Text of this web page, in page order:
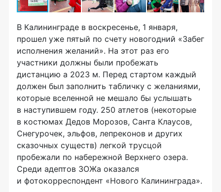
В Калининграде в воскресенье, 1 января,
прошел уже пятый по счету новогодний «Забег
исполнения желаний». На этот раз его
участники должны были пробежать
дистанцию а 2023 м. Перед стартом каждый
должен был заполнить табличку с желаниями,
которые вселенной не мешало бы услышать
в наступившем году. 250 атлетов (некоторые
в костюмах Дедов Морозов, Санта Клаусов,
Снегурочек, эльфов, лепреконов и других
сказочных существ) легкой трусцой
пробежали по набережной Верхнего озера.
Среди адептов ЗОЖа оказался
и фотокорреспондент «Нового Калининграда».